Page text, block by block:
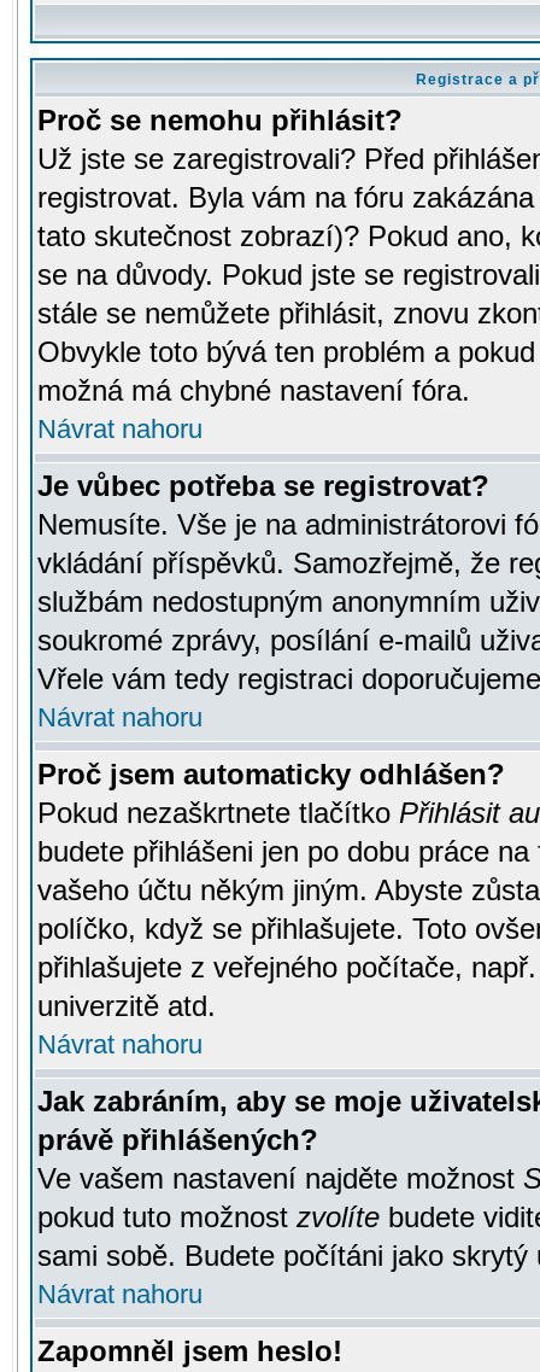
Registrace a
Proč se nemohu přihlásit?
Už jste se zaregistrovali? Před
registrovat. Byla vám na fóru
tato skutečnost zobrazí)? Pokud ano,
se na důvody. Pokud jste se
stále se nemůžete přihlásit, znovu
Obvykle toto bývá ten problém a
možná má chybné nastavení fóra.
Návrat nahoru
Je vůbec potřeba se registrovat?
Nemusíte. Vše je na administrátorovi
vkládání příspěvků. Samozřejmě, že
službám nedostupným anonymním
soukromé zprávy, posílání e-mailů
Vřele vám tedy registraci
Návrat nahoru
Proč jsem automaticky odhlášen?
Pokud nezaškrtnete tlačítko Přihlásit
budete přihlášeni jen po dobu práce
vašeho účtu někým jiným. Abyste
políčko, když se přihlašujete. Toto
přihlašujete z veřejného počítače,
univerzitě atd.
Návrat nahoru
Jak zabráním, aby se moje
právě přihlášených?
Ve vašem nastavení najděte možnost
pokud tuto možnost zvolíte budete
sami sobě. Budete počítáni jako skrytý
Návrat nahoru
Zapomněl jsem heslo!